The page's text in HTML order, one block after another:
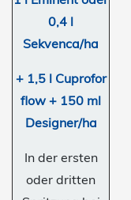
0,4 l
Sekvenca/ha
+ 1,5 l Cuprofor
flow + 150 ml
Designer/ha
In der ersten
oder dritten